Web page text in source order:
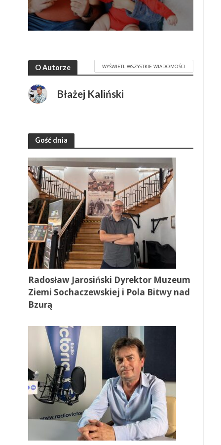
O Autorze WYŚWIETL WSZYSTKIE WIADOMOŚCI
Błażej Kaliński
Gość dnia
Radosław Jarosiński Dyrektor Muzeum
Ziemi Sochaczewskiej i Pola Bitwy nad
Bzurą